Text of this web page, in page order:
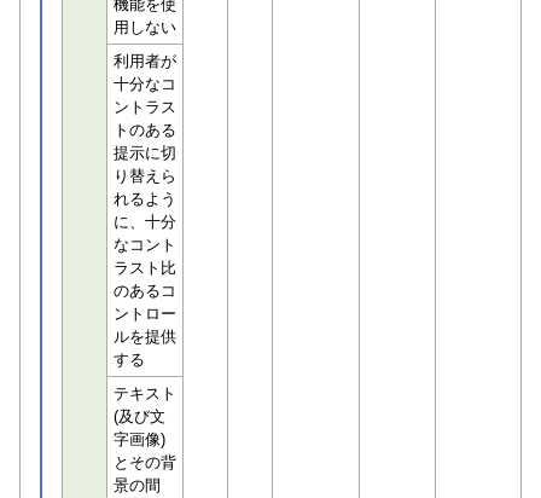
機能を使
用しない
利用者が
十分なコ
ントラス
トのある
提示に切
り替えら
れるよう
に、十分
なコント
ラスト比
のあるコ
ントロー
ルを提供
する
テキスト
(及び文
字画像)
とその背
景の間